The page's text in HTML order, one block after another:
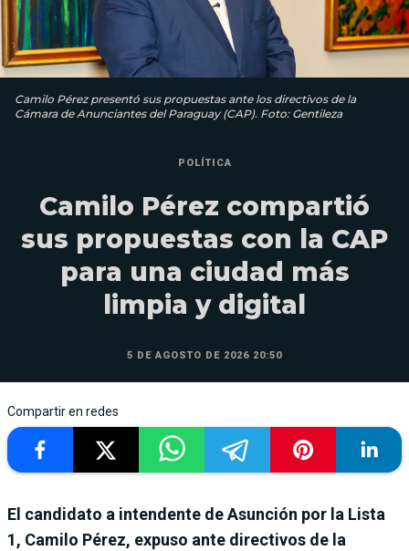
Camilo Pérez presentó sus propuestas ante los directivos de la
Cámara de Anunciantes del Paraguay (CAP). Foto: Gentileza
POLÍTICA
Camilo Pérez compartió
sus propuestas con la CAP
para una ciudad más
limpia y digital
5 DE AGOSTO DE 2026 20:50
Compartir en redes
El candidato a intendente de Asunción por la Lista
1, Camilo Pérez, expuso ante directivos de la